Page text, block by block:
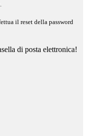
il reset della password
di posta elettronica!